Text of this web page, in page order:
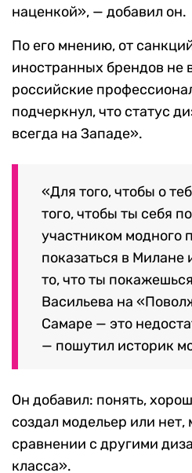
наценкой», — добавил он.
По его мнению, от
иностранных брендов не
российские
подчеркнул, что статус
всегда на Западе».
«Для того, чтобы о
того, чтобы ты себя
участником модного
показаться в
то, что ты
Васильева на
Самаре — это
— пошутил историк
Он добавил: понять,
создал модельер или нет,
сравнении с другими
класса».